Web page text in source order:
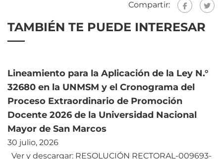
Compartir:
TAMBIÉN TE PUEDE INTERESAR
Lineamiento para la Aplicación de la Ley N.°
32680 en la UNMSM y el Cronograma del
Proceso Extraordinario de Promoción
Docente 2026 de la Universidad Nacional
Mayor de San Marcos
30 julio, 2026
Ver y descargar: RESOLUCIÓN RECTORAL-009693-